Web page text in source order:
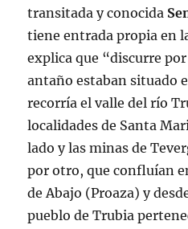
transitada y conocida
tiene entrada propia en
explica que “discurre
antaño estaban situado
recorría el valle del río
localidades de Santa
lado y las minas de
por otro, que confluían
de Abajo (Proaza) y
pueblo de Trubia